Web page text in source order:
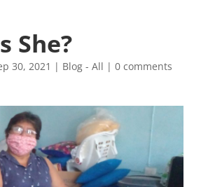
She?
30, 2021 | Blog - All | 0 comments